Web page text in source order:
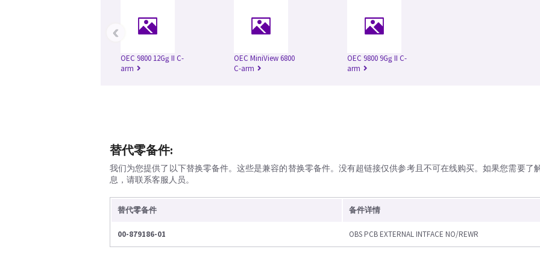
OEC 9800 12Gǥ II C-
arm
OEC MiniView 6800
C-arm
OEC 9800 9Gǥ II C-
arm
‹
替代零备件:
我们为您提供了以下替换零备件。这些是兼容的替换零备件。没有超链接仅供参考且不可在线购买。如果您需要了
息，请联系客服人员。
替代零备件 备件详情
00-879186-01 OBS PCB EXTERNAL INTFACE NO/REWR